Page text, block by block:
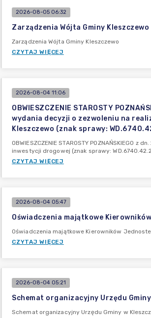
2026-08-05 06:32
Zarządzenia Wójta Gminy Kleszczewo
Zarządzenia Wójta Gminy Kleszczewo
CZYTAJ WIĘCEJ
2026-08-04 11:06
OBWIESZCZENIE STAROSTY
wydania decyzji o zezwoleniu na
Kleszczewo (znak sprawy:
OBWIESZCZENIE STAROSTY
inwestycji drogowej (znak sprawy:
CZYTAJ WIĘCEJ
2026-08-04 05:47
Oświadczenia majątkowe
Oświadczenia majątkowe Kierowników
CZYTAJ WIĘCEJ
2026-08-04 05:21
Schemat organizacyjny Urzędu
Schemat organizacyjny Urzędu Gminy w